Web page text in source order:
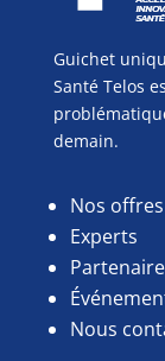
Guichet
Santé Telos
demain.
Nos offres
Experts
Nous